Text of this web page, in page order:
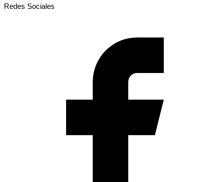
Redes Sociales